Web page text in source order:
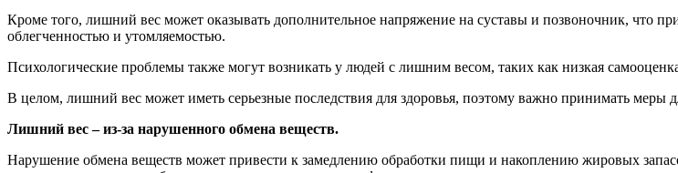
Кроме того, лишний вес может оказывать дополнительное напряжение на суставы и позвоночник, что
облегченностью и утомляемостью.
Психологические проблемы также могут возникать у людей с лишним весом, таких как низкая
В целом, лишний вес может иметь серьезные последствия для здоровья, поэтому важно принимать меры
Лишний вес – из-за нарушенного обмена веществ.
Нарушение обмена веществ может привести к замедлению обработки пищи и накоплению жировых